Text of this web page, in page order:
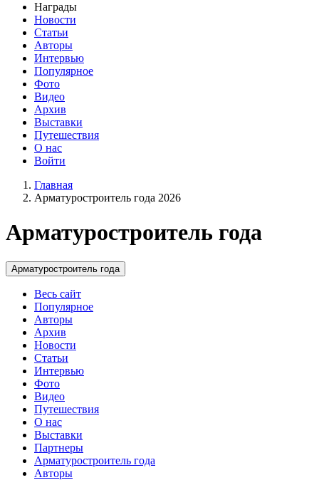
Награды
Новости
Статьи
Авторы
Интервью
Популярное
Фото
Видео
Архив
Выставки
Путешествия
О нас
Войти
Главная
Арматуростроитель года 2026
Арматуростроитель года
Арматуростроитель года
Весь сайт
Популярное
Авторы
Архив
Новости
Статьи
Интервью
Фото
Видео
Путешествия
О нас
Выставки
Партнеры
Арматуростроитель года
Авторы